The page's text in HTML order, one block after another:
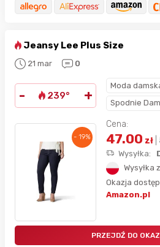
Jeansy Lee Plus Size
21 mar 0
- 239° +
Moda
Spodnie
- 19%
Cena:
47.00 zł
Wysyłka:
Wysyłka
Okazja
Amazon.pl
PRZEJDŹ DO